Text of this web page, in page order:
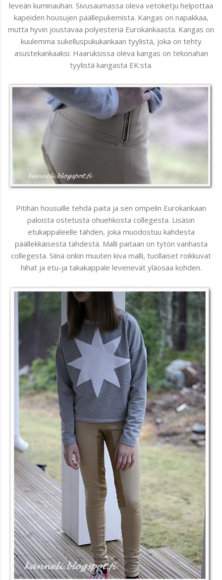
leveän kuminauhan. Sivusaumassa oleva vetoketju helpottaa
kapeiden housujen päällepukemista. Kangas on napakkaa,
mutta hyvin joustavaa polyesteriä Eurokankaasta. Kangas on
kuulemma sukelluspukukankaan tyylistä, joka on tehty
asustekankaaksi. Haaruksissa oleva kangas on tekonahan
tyylistä kangasta EK:sta.
Pitihän housuille tehdä paita ja sen ompelin Eurokankaan
paloista ostetusta ohuehkosta collegesta. Lisäsin
etukappaleelle tähden, joka muodostuu kahdesta
päällekkäisestä tähdestä. Malli paitaan on tytön vanhasta
collegesta. Siinä onkin muuten kiva malli, tuollaiset roikkuvat
hihat ja etu-ja takakappale levenevät yläosaa kohden.